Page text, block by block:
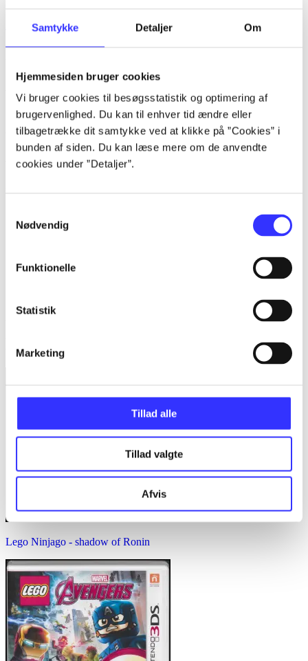
Samtykke Detaljer Om
Hjemmesiden bruger cookies
Vi bruger cookies til besøgsstatistik og optimering af
brugervenlighed. Du kan til enhver tid ændre eller
tilbagetrække dit samtykke ved at klikke på ”Cookies” i
bunden af siden. Du kan læse mere om de anvendte
cookies under ”Detaljer”.
Nødvendig
Funktionelle
Statistik
Marketing
Tillad alle
Tillad valgte
Afvis
Tidsskrift
Artikler med samme emner
Fra
Artikler
Lego Ninjago - shadow of Ronin